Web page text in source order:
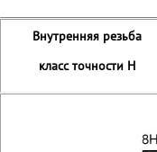
Внутренняя резьба
класс точности H